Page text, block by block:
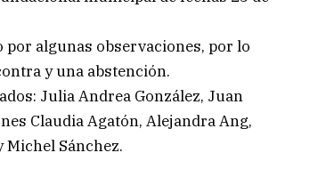
por algunas observaciones, por lo
y una abstención.
Julia Andrea González, Juan
Claudia Agatón, Alejandra Ang,
Sánchez.